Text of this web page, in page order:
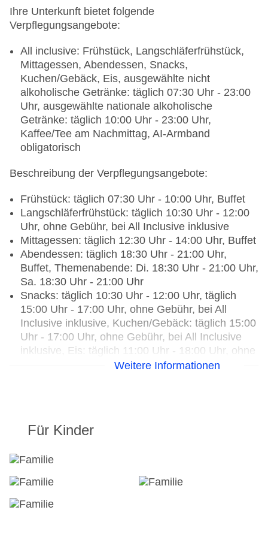
Ihre Unterkunft bietet folgende
Verpflegungsangebote:
All inclusive: Frühstück, Langschläferfrühstück,
Mittagessen, Abendessen, Snacks,
Kuchen/Gebäck, Eis, ausgewählte nicht
alkoholische Getränke: täglich 07:30 Uhr - 23:00
Uhr, ausgewählte nationale alkoholische
Getränke: täglich 10:00 Uhr - 23:00 Uhr,
Kaffee/Tee am Nachmittag, AI-Armband
obligatorisch
Beschreibung der Verpflegungsangebote:
Frühstück: täglich 07:30 Uhr - 10:00 Uhr, Buffet
Langschläferfrühstück: täglich 10:30 Uhr - 12:00
Uhr, ohne Gebühr, bei All Inclusive inklusive
Mittagessen: täglich 12:30 Uhr - 14:00 Uhr, Buffet
Abendessen: täglich 18:30 Uhr - 21:00 Uhr,
Buffet, Themenabende: Di. 18:30 Uhr - 21:00 Uhr,
Sa. 18:30 Uhr - 21:00 Uhr
Snacks: täglich 10:30 Uhr - 12:00 Uhr, täglich
15:00 Uhr - 17:00 Uhr, ohne Gebühr, bei All
Inclusive inklusive, Kuchen/Gebäck: täglich 15:00
Uhr - 17:00 Uhr, ohne Gebühr, bei All Inclusive
inklusive, Eis: täglich 11:00 Uhr - 18:00 Uhr, ohne
Gebühr, bei All Inclusive inklusive
Restaurant „Restaurant Diamant Residence“:
Grillgerichte, vegetarische Gerichte, Buffet,
Showcooking, ohne Gebühr, bei All Inclusive
inklusive, Mai - September, täglich 07:30 Uhr -
10:00 Uhr, 12:30 Uhr - 14:00 Uhr und 18:30 Uhr -
Weitere Informationen
Für Kinder